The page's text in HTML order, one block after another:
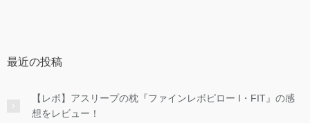
最近の投稿
【レポ】アスリープの枕『ファインレボピロー I・FIT』の感
想をレビュー！